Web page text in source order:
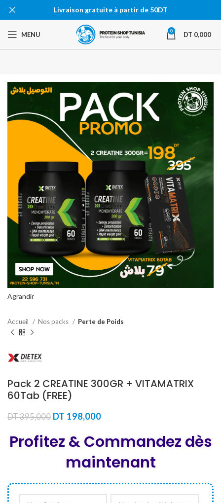
MENU 0 DT 0,000
-50%
EN RU
PTURE
Agrandir
Accueil Nos packs Perte de Poids
Pack 2 CREATINE 300GR + VITAMATRIX
60Tab (FREE)
DT395,000 Le
initial
était :
DT 395,000.
DT 198,000Le
actuel
est :
DT 198,000.
Profitez & Commandez dès
maintenant
Livraison gratuite à partir de 50DT